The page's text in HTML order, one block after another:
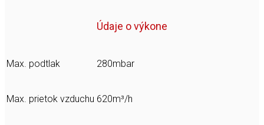
Údaje o výkone
Max. podtlak 280mbar
Max. prietok vzduchu 620m³/h